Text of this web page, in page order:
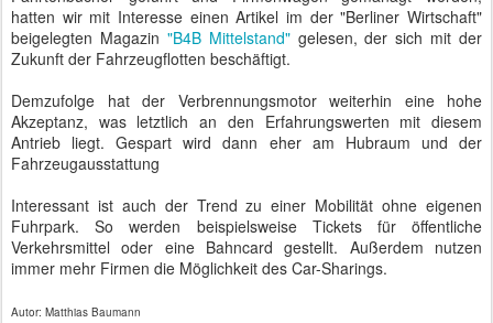
hatten wir mit Interesse einen Artikel im der "Berliner Wirtschaft"
beigelegten Magazin "B4B Mittelstand"gelesen, der sich mit der
Zukunft der Fahrzeugflotten beschäftigt.
Demzufolge hat der Verbrennungsmotor weiterhin eine hohe
Akzeptanz, was letztlich an den Erfahrungswerten mit diesem
Antrieb liegt. Gespart wird dann eher am Hubraum und der
Fahrzeugausstattung
Interessant ist auch der Trend zu einer Mobilität ohne eigenen
Fuhrpark. So werden beispielsweise Tickets für öffentliche
Verkehrsmittel oder eine Bahncard gestellt. Außerdem nutzen
immer mehr Firmen die Möglichkeit des Car-Sharings.
Autor: Matthias Baumann